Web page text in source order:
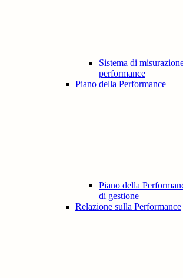
Sistema di
performance
Piano della Performance
Piano della
di gestione
Relazione sulla Performance